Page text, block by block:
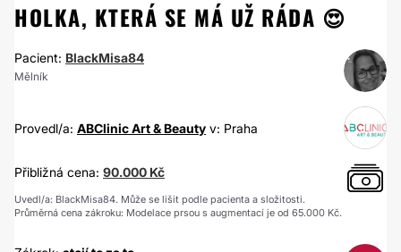
HOLKA, KTERÁ SE MÁ UŽ RÁDA 😍
Pacient: BlackMisa84
Mělník
Provedl/a: ABClinic Art & Beauty v: Praha
Přibližná cena: 90.000 Kč
Uvedl/a: BlackMisa84. Může se lišit podle pacienta a složitosti.
Průměrná cena zákroku: Modelace prsou s augmentací je od 65.000 Kč.